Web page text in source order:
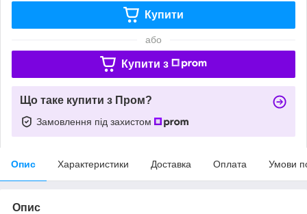
Купити
або
Купити з
Що таке купити з Пром?
Замовлення під захистом
Опис Характеристики Доставка Оплата Умови
Опис